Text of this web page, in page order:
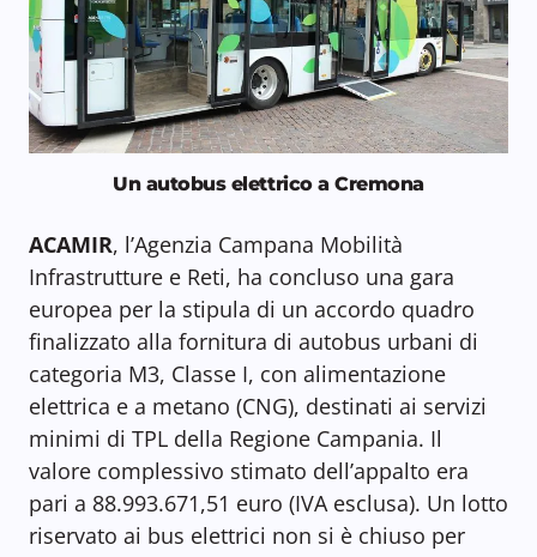
Un autobus elettrico a Cremona
ACAMIR, l’Agenzia Campana Mobilità
Infrastrutture e Reti, ha concluso una gara
europea per la stipula di un accordo quadro
finalizzato alla fornitura di autobus urbani di
categoria M3, Classe I, con alimentazione
elettrica e a metano (CNG), destinati ai servizi
minimi di TPL della Regione Campania. Il
valore complessivo stimato dell’appalto era
pari a 88.993.671,51 euro (IVA esclusa). Un lotto
riservato ai bus elettrici non si è chiuso per